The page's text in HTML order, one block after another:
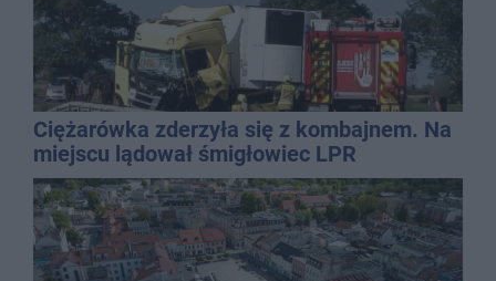
Ciężarówka zderzyła się z kombajnem. Na
miejscu lądował śmigłowiec LPR